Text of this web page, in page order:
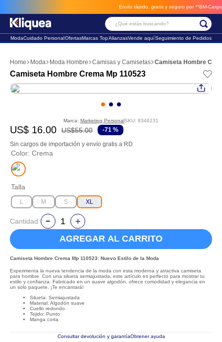
Envío rápido, gratis y seguro por **BM-Cargo**
¿Qué estás buscando?
ModaCuidado PersonalOfertasMarcas TopAlianzasVende aquíSeguimiento de Pedidos
Moda Moda Hombre Camisas y Camisetas Camiseta Hombre
Camiseta Hombre Crema Mp 110523
Marca: Marketing PersonalSKU: 8346231
US$ 16.00 US$55.00 -71 %
Sin cargos de importación y envío gratis a RD
Color: Crema
Talla
L M S XL
Cantidad
AGREGAR AL CARRITO
Camiseta Hombre Crema Mp 110523: Nuevo Estilo de la Moda
Experimenta la nueva tendencia de la moda con esta moderna y atractiva camiseta
para hombre. Con una silueta semiajustada, este artículo es perfecto para mostrar tu
estilo y confianza. Fabricado en un suave algodón, ofrece comodidad y elegancia en
un solo paquete. ¡Te encantará!
Silueta: Semiajustada
Material: Algodón suave
Cuello redondo
Tejido: Punto
Manga corta
Consultar devolución y garantíaObtener ayuda
2. faldas